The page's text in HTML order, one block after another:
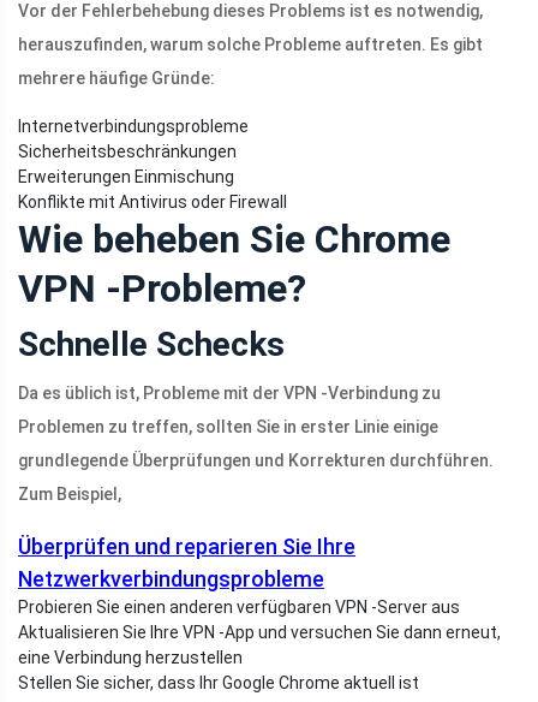
Vor der Fehlerbehebung dieses Problems ist es notwendig,
herauszufinden, warum solche Probleme auftreten. Es gibt
mehrere häufige Gründe:
Internetverbindungsprobleme
Sicherheitsbeschränkungen
Erweiterungen Einmischung
Konflikte mit Antivirus oder Firewall
Wie beheben Sie Chrome
VPN -Probleme?
Schnelle Schecks
Da es üblich ist, Probleme mit der VPN -Verbindung zu
Problemen zu treffen, sollten Sie in erster Linie einige
grundlegende Überprüfungen und Korrekturen durchführen.
Zum Beispiel,
Überprüfen und reparieren Sie Ihre
Netzwerkverbindungsprobleme
Probieren Sie einen anderen verfügbaren VPN -Server aus
Aktualisieren Sie Ihre VPN -App und versuchen Sie dann erneut,
eine Verbindung herzustellen
Stellen Sie sicher, dass Ihr Google Chrome aktuell ist